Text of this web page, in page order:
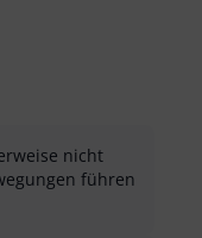
nicht
führen